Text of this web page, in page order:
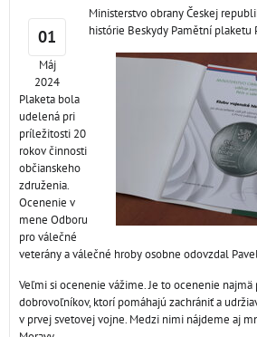
01
Máj
2024
Ministerstvo obrany Českej
histórie Beskydy Pamětní plaketu
Plaketa bola
udelená pri
príležitosti 20
rokov činnosti
občianskeho
združenia.
Ocenenie v
mene Odboru
pro válečné
veterány a válečné hroby osobne odovzdal
Veľmi si ocenenie vážime. Je to ocenenie najmä
dobrovoľníkov, ktorí pomáhajú zachrániť a
v prvej svetovej vojne. Medzi nimi nájdeme aj